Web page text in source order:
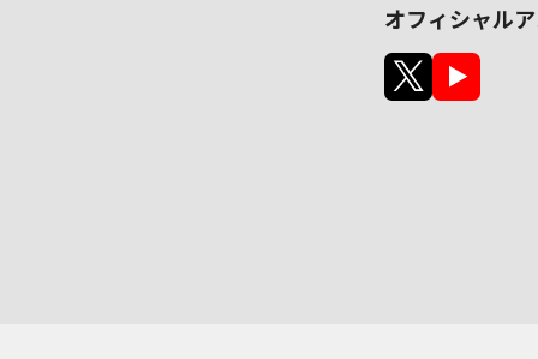
オフィシャル